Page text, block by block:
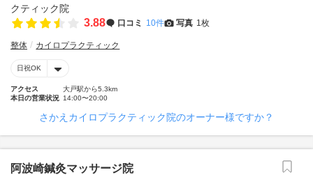
3.88 口コミ 10件 写真 1枚
整体 カイロプラクティック
日祝OK
アクセス
大戸駅から5.3km
本日の営業状況 14:00〜20:00
さかえカイロプラクティック院のオーナー様ですか？
阿波崎鍼灸マッサージ院